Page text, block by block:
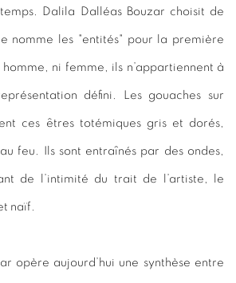
Dalila Dalléas Bouzar choisit de
nomme les "entités" pour la première
ni femme, ils n’appartiennent à
défini. Les gouaches sur
ces êtres totémiques gris et dorés,
feu. Ils sont entraînés par des ondes,
de l’intimité du trait de l’artiste, le
naïf.
opère aujourd’hui une synthèse entre